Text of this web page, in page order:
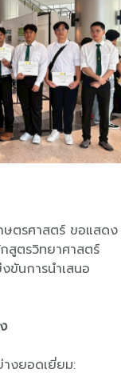
ษตรศาสตร์ ขอแสดง
สูตรวิทยาศาสตร์
ขันการนำเสนอ
างยอดเยี่ยม: